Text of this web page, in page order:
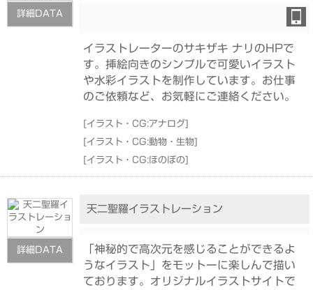
詳細DATA
イラストレーターのサキザキ ナリのHPで
す。挿絵向きのシンプルで可愛いイラスト
や水彩イラストを制作しています。お仕事
のご依頼など、お気軽にご連絡ください。
[イラスト・CG:アナログ]
[イラスト・CG:動物・生物]
[イラスト・CG:ほのぼの]
詳細DATA
天二聖羅イラストレーション
「神秘的で高次元を感じることができるよ
うなイラスト」をモットーに楽しんで描い
ております。オリジナルイラストサイトで